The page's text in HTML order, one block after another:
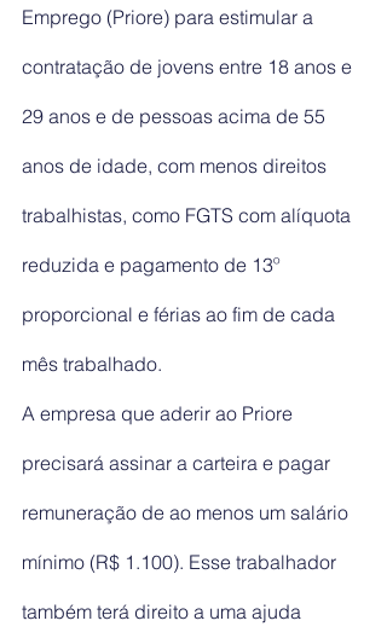
Emprego (Priore) para estimular a
contratação de jovens entre 18 anos e
29 anos e de pessoas acima de 55
anos de idade, com menos direitos
trabalhistas, como FGTS com alíquota
reduzida e pagamento de 13º
proporcional e férias ao fim de cada
mês trabalhado.
A empresa que aderir ao Priore
precisará assinar a carteira e pagar
remuneração de ao menos um salário
mínimo (R$ 1.100). Esse trabalhador
também terá direito a uma ajuda